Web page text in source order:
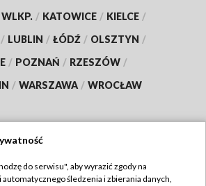
/ KATOWICE / KIELCE /
/ LUBLIN / ŁÓDŹ / OLSZTYN /
/ POZNAŃ / RZESZÓW /
/ WARSZAWA / WROCŁAW
TVP
do serwisu", aby wyrazić zgody na
śledzenia i zbierania danych,